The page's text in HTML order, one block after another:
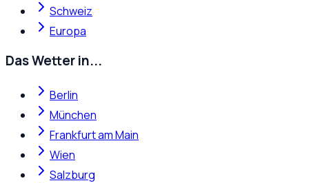
Schweiz
Europa
Das Wetter in...
Berlin
München
Frankfurt am Main
Wien
Salzburg